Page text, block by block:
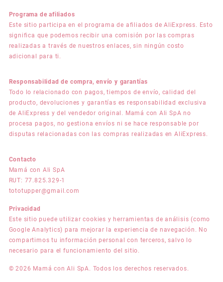
Programa de afiliados
Este sitio participa en el programa de afiliados de AliExpress. Esto
significa que podemos recibir una comisión por las compras
realizadas a través de nuestros enlaces, sin ningún costo
adicional para ti.
Responsabilidad de compra, envío y garantías
Todo lo relacionado con pagos, tiempos de envío, calidad del
producto, devoluciones y garantías es responsabilidad exclusiva
de AliExpress y del vendedor original. Mamá con Ali SpA no
procesa pagos, no gestiona envíos ni se hace responsable por
disputas relacionadas con las compras realizadas en AliExpress.
Contacto
Mamá con Ali SpA
RUT: 77.825.329-1
tototupper@gmail.com
Privacidad
Este sitio puede utilizar cookies y herramientas de análisis (como
Google Analytics) para mejorar la experiencia de navegación. No
compartimos tu información personal con terceros, salvo lo
necesario para el funcionamiento del sitio.
© 2026 Mamá con Ali SpA. Todos los derechos reservados.